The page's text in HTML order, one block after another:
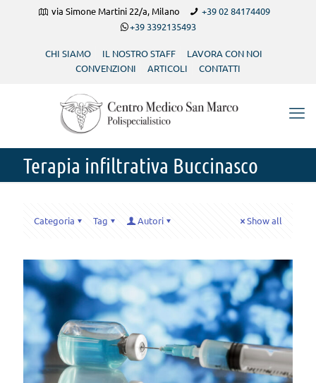
via Simone Martini 22/a, Milano
+39 02 84174409
+39 3392135493
CHI SIAMO IL NOSTRO STAFF
LAVORA CON NOI
CONVENZIONI
ARTICOLI CONTATTI
Terapia infiltrativa Buccinasco
Categoria Tag Autori Show all